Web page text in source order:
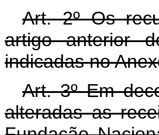
Art. 2º Os
artigo anterior
indicadas no
Art. 3º Em
alteradas as